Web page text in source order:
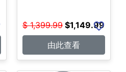
$ 1,399.99 $1,149.99
由此查看